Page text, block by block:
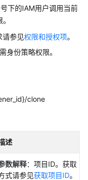
下的IAM用户调用当前
请参见权限和授权项。
身份策略权限。
clone
述
数解释：项目ID。获取
式请参见获取项目ID。